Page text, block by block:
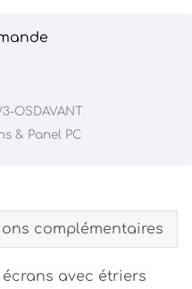
OSDAVANT
& Panel PC
complémentaires
avec étriers